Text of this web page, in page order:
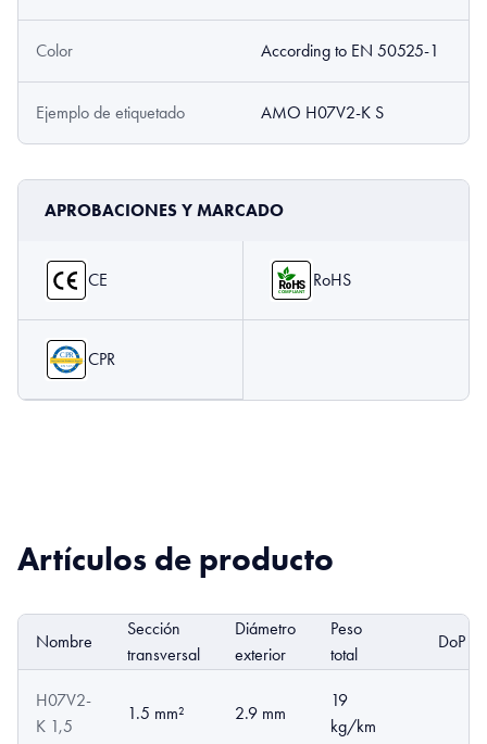
Color According to EN 50525-1
Ejemplo de etiquetado AMO H07V2-K S
APROBACIONES Y MARCADO
CE RoHS
CPR
Artículos de producto
Nombre
Sección
transversal
Diámetro
exterior
Peso
total
DoP
H07V2-
K 1,5
1.5 mm² 2.9 mm
19
kg/km